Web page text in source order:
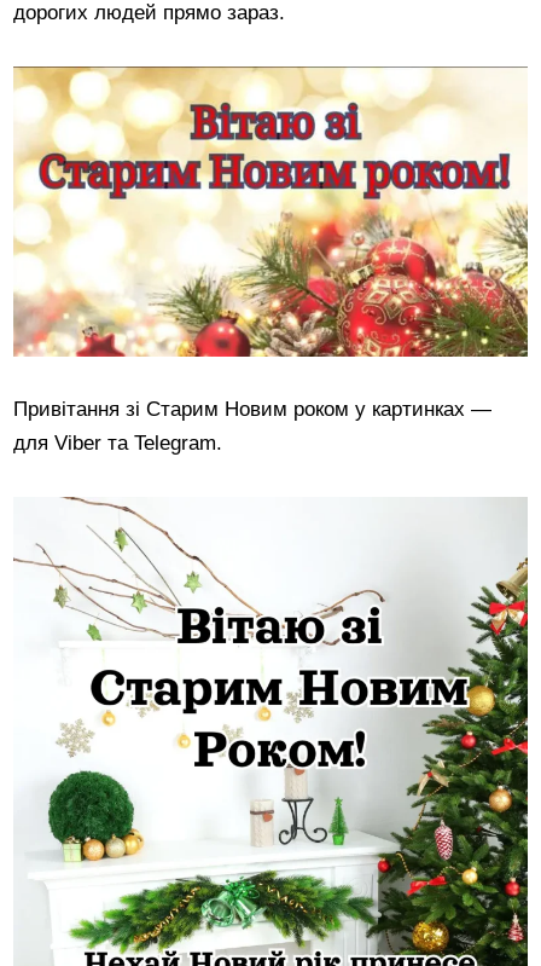
дорогих людей прямо зараз.
Привітання зі Старим Новим роком у картинках —
для Viber та Telegram.